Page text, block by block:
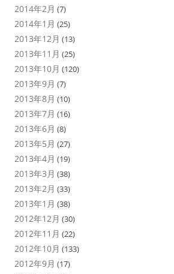
2014年2月 (7)
2014年1月 (25)
2013年12月 (13)
2013年11月 (25)
2013年10月 (120)
2013年9月 (7)
2013年8月 (10)
2013年7月 (16)
2013年6月 (8)
2013年5月 (27)
2013年4月 (19)
2013年3月 (38)
2013年2月 (33)
2013年1月 (38)
2012年12月 (30)
2012年11月 (22)
2012年10月 (133)
2012年9月 (17)